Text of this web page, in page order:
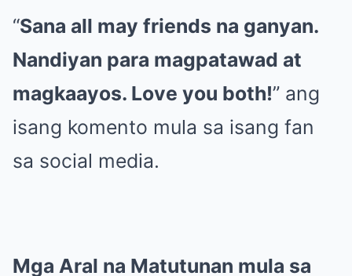
“Sana all may friends na ganyan.
Nandiyan para magpatawad at
magkaayos. Love you both!” ang
isang komento mula sa isang fan
sa social media.
Mga Aral na Matutunan mula sa